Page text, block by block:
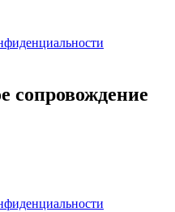
сопровождение